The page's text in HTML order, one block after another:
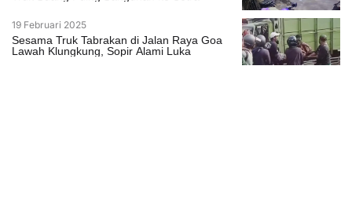
19 Februari 2025
Sesama Truk Tabrakan di Jalan Raya Goa
Lawah Klungkung, Sopir Alami Luka